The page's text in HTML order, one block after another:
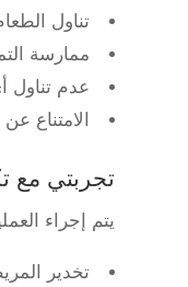
تناول
ممارسة
عدم تناول
الامتناع
تجربتي مع
يتم إجراء
تخدير